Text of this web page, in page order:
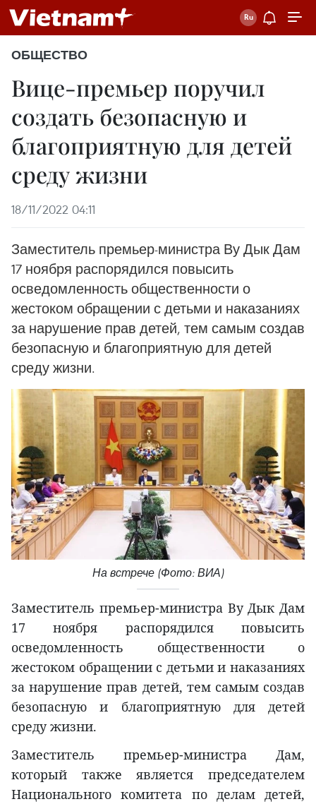
ОБЩЕСТВО
Вице-премьер поручил
создать безопасную и
благоприятную для детей
среду жизни
18/11/2022 04:11
Заместитель премьер-министра Ву Дык Дам
17 ноября распорядился повысить
осведомленность общественности о
жестоком обращении с детьми и наказаниях
за нарушение прав детей, тем самым создав
безопасную и благоприятную для детей
среду жизни.
На встрече (Фото: ВИА)
Заместитель премьер-министра Ву Дык Дам
17 ноября распорядился повысить
осведомленность общественности о
жестоком обращении с детьми и наказаниях
за нарушение прав детей, тем самым создав
безопасную и благоприятную для детей
среду жизни.
Заместитель премьер-министра Дам,
который также является председателем
Национального комитета по делам детей,